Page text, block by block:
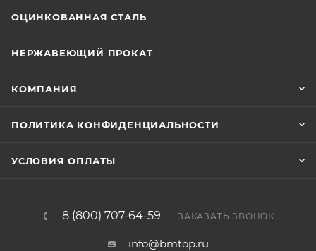
ОЦИНКОВАННАЯ СТАЛЬ
НЕРЖАВЕЮЩИЙ ПРОКАТ
КОМПАНИЯ
ПОЛИТИКА КОНФИДЕНЦИАЛЬНОСТИ
УСЛОВИЯ ОПЛАТЫ
8 (800) 707-64-59 ЗАКАЗАТЬ ЗВОНОК
info@bmtop.ru